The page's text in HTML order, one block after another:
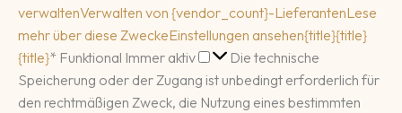
verwaltenVerwalten von {vendor_count}-LieferantenLese
mehr über diese ZweckeEinstellungen ansehen{title}{title}
{title}* Funktional Immer aktiv Funktional
Die technische
Speicherung oder der Zugang ist unbedingt erforderlich für
den rechtmäßigen Zweck, die Nutzung eines bestimmten